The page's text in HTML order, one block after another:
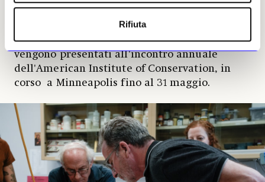
Rifiuta
esempio di come la collaborazione possa avere successo
in un settore di nicchia come il nostro
team che ha sviluppato Beva 371 Akron
vengono presentati all'incontro annuale
dell'American Institute of Conservation, in
corso a Minneapolis fino al 31 maggio.